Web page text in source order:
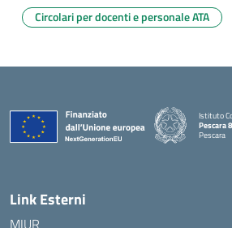
Circolari per docenti e personale ATA
Istituto
Pescara 8
Pescara
Link Esterni
MIUR